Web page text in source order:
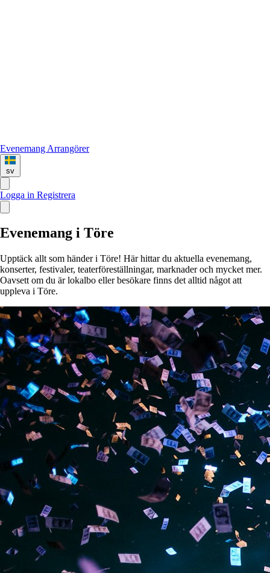
Evenemang Arrangörer
sv
Logga in Registrera
Evenemang i Töre
Upptäck allt som händer i Töre! Här hittar du aktuella evenemang,
konserter, festivaler, teaterföreställningar, marknader och mycket mer.
Oavsett om du är lokalbo eller besökare finns det alltid något att
uppleva i Töre.